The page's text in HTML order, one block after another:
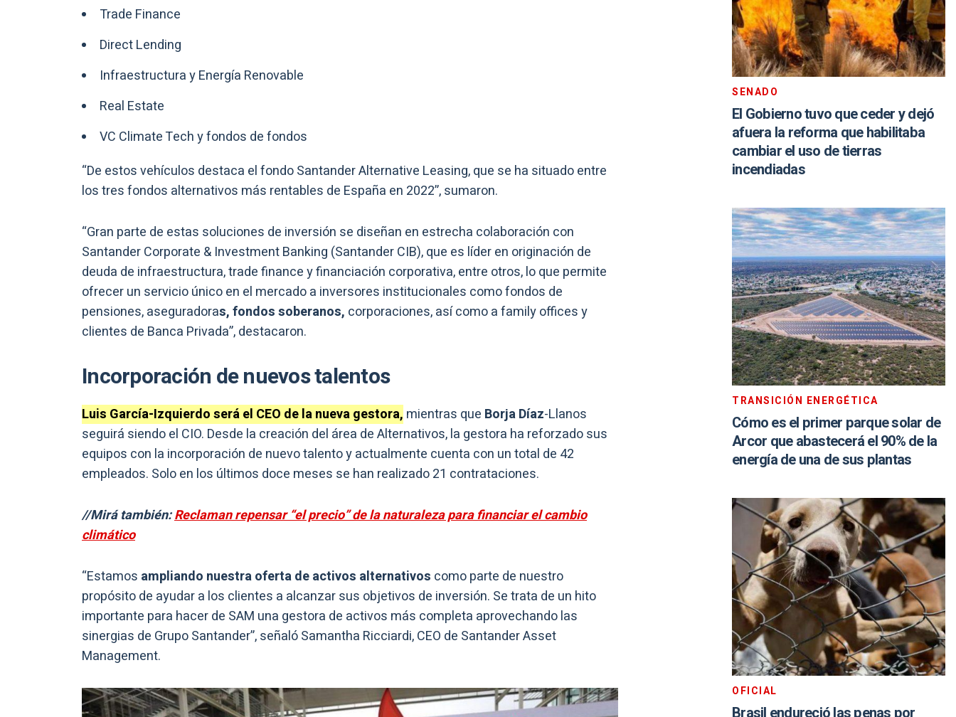
Trade Finance
Direct Lending
Infraestructura y Energía Renovable
Real Estate
VC Climate Tech y fondos de fondos
“De estos vehículos destaca el fondo Santander Alternative Leasing, que se ha situado entre
los tres fondos alternativos más rentables de España en 2022”, sumaron.
“Gran parte de estas soluciones de inversión se diseñan en estrecha colaboración con
Santander Corporate & Investment Banking (Santander CIB), que es líder en originación de
deuda de infraestructura, trade finance y financiación corporativa, entre otros, lo que permite
ofrecer un servicio único en el mercado a inversores institucionales como fondos de
pensiones, aseguradoras, fondos soberanos, corporaciones, así como a family offices y
clientes de Banca Privada”, destacaron.
Incorporación de nuevos talentos
Luis García-Izquierdo será el CEO de la nueva gestora, mientras que Borja Díaz-Llanos
seguirá siendo el CIO. Desde la creación del área de Alternativos, la gestora ha reforzado sus
equipos con la incorporación de nuevo talento y actualmente cuenta con un total de 42
empleados. Solo en los últimos doce meses se han realizado 21 contrataciones.
//Mirá también:Reclaman repensar “el precio” de la naturaleza para financiar el cambio
climático
“Estamos ampliando nuestra oferta de activos alternativos como parte de nuestro
propósito de ayudar a los clientes a alcanzar sus objetivos de inversión. Se trata de un hito
importante para hacer de SAM una gestora de activos más completa aprovechando las
sinergias de Grupo Santander”, señaló Samantha Ricciardi, CEO de Santander Asset
Management.
SENADO
El Gobierno tuvo que ceder y dejó
afuera la reforma que habilitaba
cambiar el uso de tierras
incendiadas
TRANSICIÓN ENERGÉTICA
Cómo es el primer parque solar de
Arcor que abastecerá el 90% de la
energía de una de sus plantas
OFICIAL